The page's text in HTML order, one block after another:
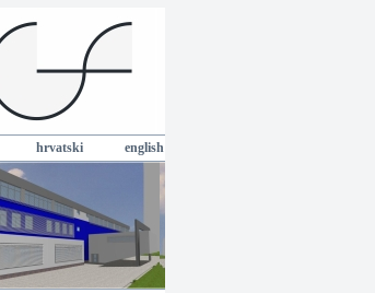
hrvatski english